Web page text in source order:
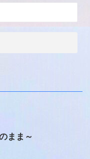
まま～